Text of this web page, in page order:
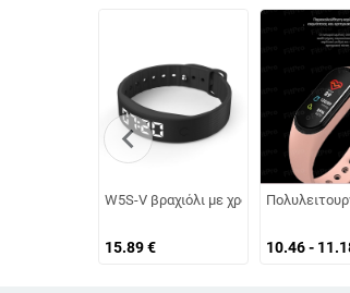
W5S-V βραχιόλι με χρονόμετρο
15.89€ 10.46 -
chevron_left